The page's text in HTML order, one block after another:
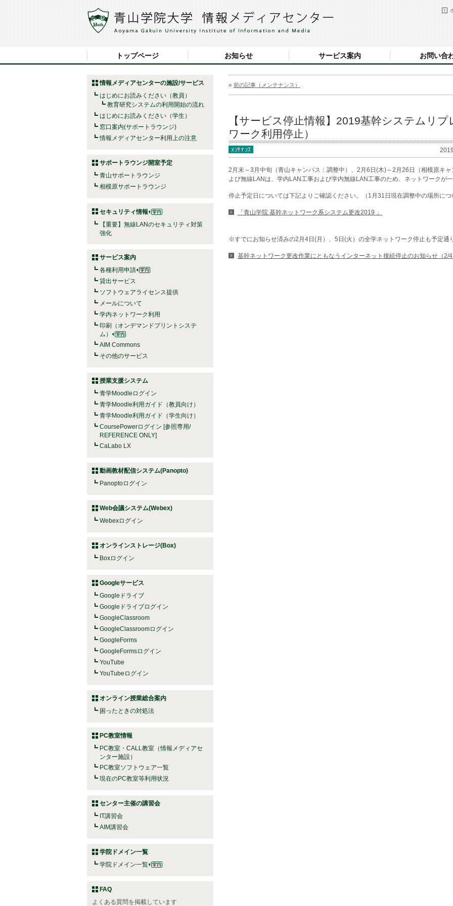
トップページ お知らせ サービス案内 お問い合
情報メディアセンターの施設/サービス
はじめにお読みください（教員）
教育研究システムの利用開始の流れ
はじめにお読みください（学生）
窓口案内(サポートラウンジ)
情報メディアセンター利用上の注意
サポートラウンジ開室予定
青山サポートラウンジ
相模原サポートラウンジ
セキュリティ情報
【重要】無線LANのセキュリティ対策
強化
サービス案内
各種利用申請
貸出サービス
ソフトウェアライセンス提供
メールについて
学内ネットワーク利用
印刷（オンデマンドプリントシステ
ム）
AIM Commons
その他のサービス
授業支援システム
青学Moodleログイン
青学Moodle利用ガイド（教員向け）
青学Moodle利用ガイド（学生向け）
CoursePowerログイン [参照専用/
REFERENCE ONLY]
CaLabo LX
動画教材配信システム(Panopto)
Panoptoログイン
Web会議システム(Webex)
Webexログイン
オンラインストレージ(Box)
Boxログイン
Googleサービス
Googleドライブ
Googleドライブログイン
GoogleClassroom
GoogleClassroomログイン
GoogleForms
GoogleFormsログイン
YouTube
YouTubeログイン
オンライン授業総合案内
困ったときの対処法
PC教室情報
PC教室・CALL教室（情報メディアセ
ンター施設）
PC教室ソフトウェア一覧
現在のPC教室等利用状況
センター主催の講習会
IT講習会
AIM講習会
学院ドメイン一覧
学院ドメイン一覧
FAQ
よくある質問を掲載しています
« 前の記事（メンテナンス）
【サービス停止情報】2019基幹システムリ
ワーク利用停止）
2月末～3月中旬（青山キャンパス：調整中）、2月6日(木)～2月26日（相模原キ
よび無線LANは、学内LAN工事および学内無線LAN工事のため、ネットワークが
停止予定日については下記よりご確認ください。（1月31日現在調整中の場所につ
「青山学院 基幹ネットワーク系システム更改2019 」
※すでにお知らせ済みの2月4日(月）、5日(火）の全学ネットワーク停止も予定通
基幹ネットワーク更改作業にともなうインターネット接続停止のお知らせ（2/4